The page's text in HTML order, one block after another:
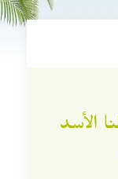
الأسد